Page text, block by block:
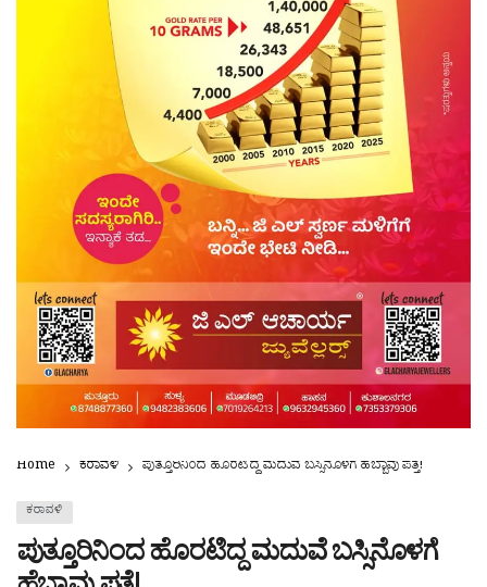
Home ಕರಾವಳಿ ಪುತ್ತೂರಿನಿಂದ ಹೊರಟಿದ್ದ ಮದುವೆ ಬಸ್ಸಿನೊಳಗೆ ಹೆಬ್ಬಾವು ಪತ್ತೆ!
ಕರಾವಳಿ
ಪುತ್ತೂರಿನಿಂದ ಹೊರಟಿದ್ದ ಮದುವೆ ಬಸ್ಸಿನೊಳಗೆ